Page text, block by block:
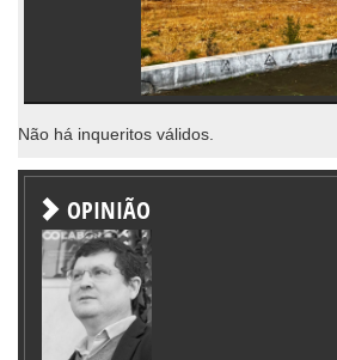
Não há inqueritos válidos.
OPINIÃO